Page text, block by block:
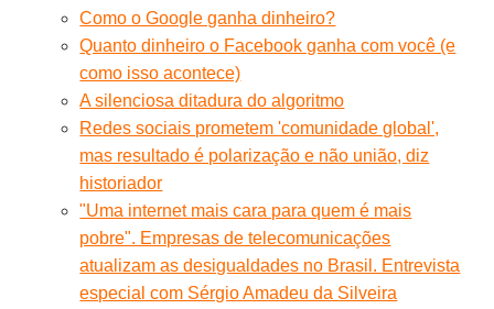
Como o Google ganha dinheiro?
Quanto dinheiro o Facebook ganha com você (e
como isso acontece)
A silenciosa ditadura do algoritmo
Redes sociais prometem 'comunidade global',
mas resultado é polarização e não união, diz
historiador
"Uma internet mais cara para quem é mais
pobre". Empresas de telecomunicações
atualizam as desigualdades no Brasil. Entrevista
especial com Sérgio Amadeu da Silveira